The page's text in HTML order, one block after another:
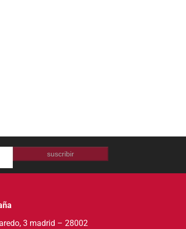
suscribir
3 madrid – 28002